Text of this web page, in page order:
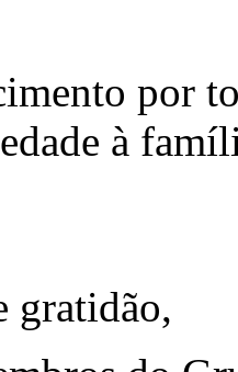
por
à
gratidão,